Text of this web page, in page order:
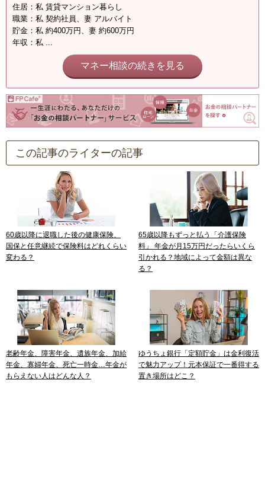
住居：私 賃貸マンション暮らし
職業：私 契約社員、妻 アルバイト
貯金：私 約400万円、妻 約600万円
年収：私 ...
マネー相談の続きを見る
この記事のライターの記事
60歳以降に退職した後の健康保険、
国保と任意継続で保険料はどれくらい
変わる？
65歳以降もずっと払う「介護保険
料」 年金が月15万円だったらいくら
引かれる？地域によって金額は異な
る？
老齢年金、障害年金、遺族年金、加給
年金、寡婦年金、死亡一時金…年金が
もらえない人はどんな人？
ゆうちょ銀行「定額貯金」は金利復活
で魅力アップ！元本保証で一番得する
置き場所はどこ？